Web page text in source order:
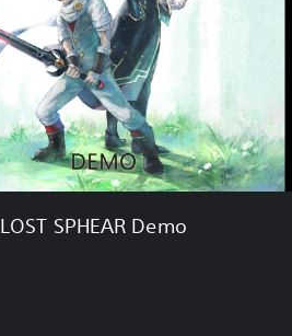
LOST SPHEAR Demo